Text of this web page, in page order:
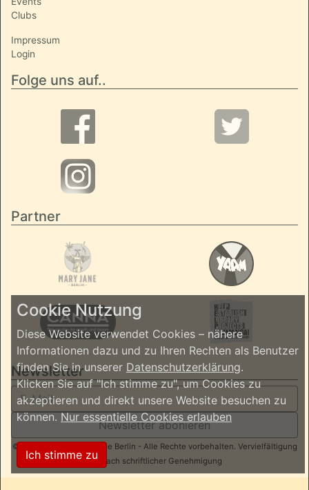
Clubs
Impressum
Login
Folge uns auf..
Partner
Newsletter
Newsletter abonieren
© 2026 ReggaeInBerlin.de Berlin - Alle Rechte vorbehalten. Vervielfältigung
nur nach schriftlicher Genehmigung
Cookie Nutzung
Diese Website verwendet Cookies – nähere
Informationen dazu und zu Ihren Rechten als Benutzer
finden Sie in unserer Datenschutzerklärung.
Klicken Sie auf "Ich stimme zu", um Cookies zu
akzeptieren und direkt unsere Website besuchen zu
können.Nur essentielle Cookies erlauben
Ich stimme zu